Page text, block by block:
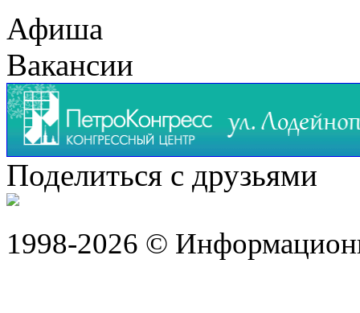
Афиша
Вакансии
Поделиться с друзьями
1998-2026 ©